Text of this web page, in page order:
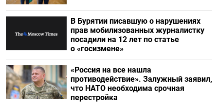
В Бурятии писавшую о нарушениях
прав мобилизованных журналистку
посадили на 12 лет по статье
о «госизмене»
«Россия на все нашла
противодействие». Залужный заявил,
что НАТО необходима срочная
перестройка